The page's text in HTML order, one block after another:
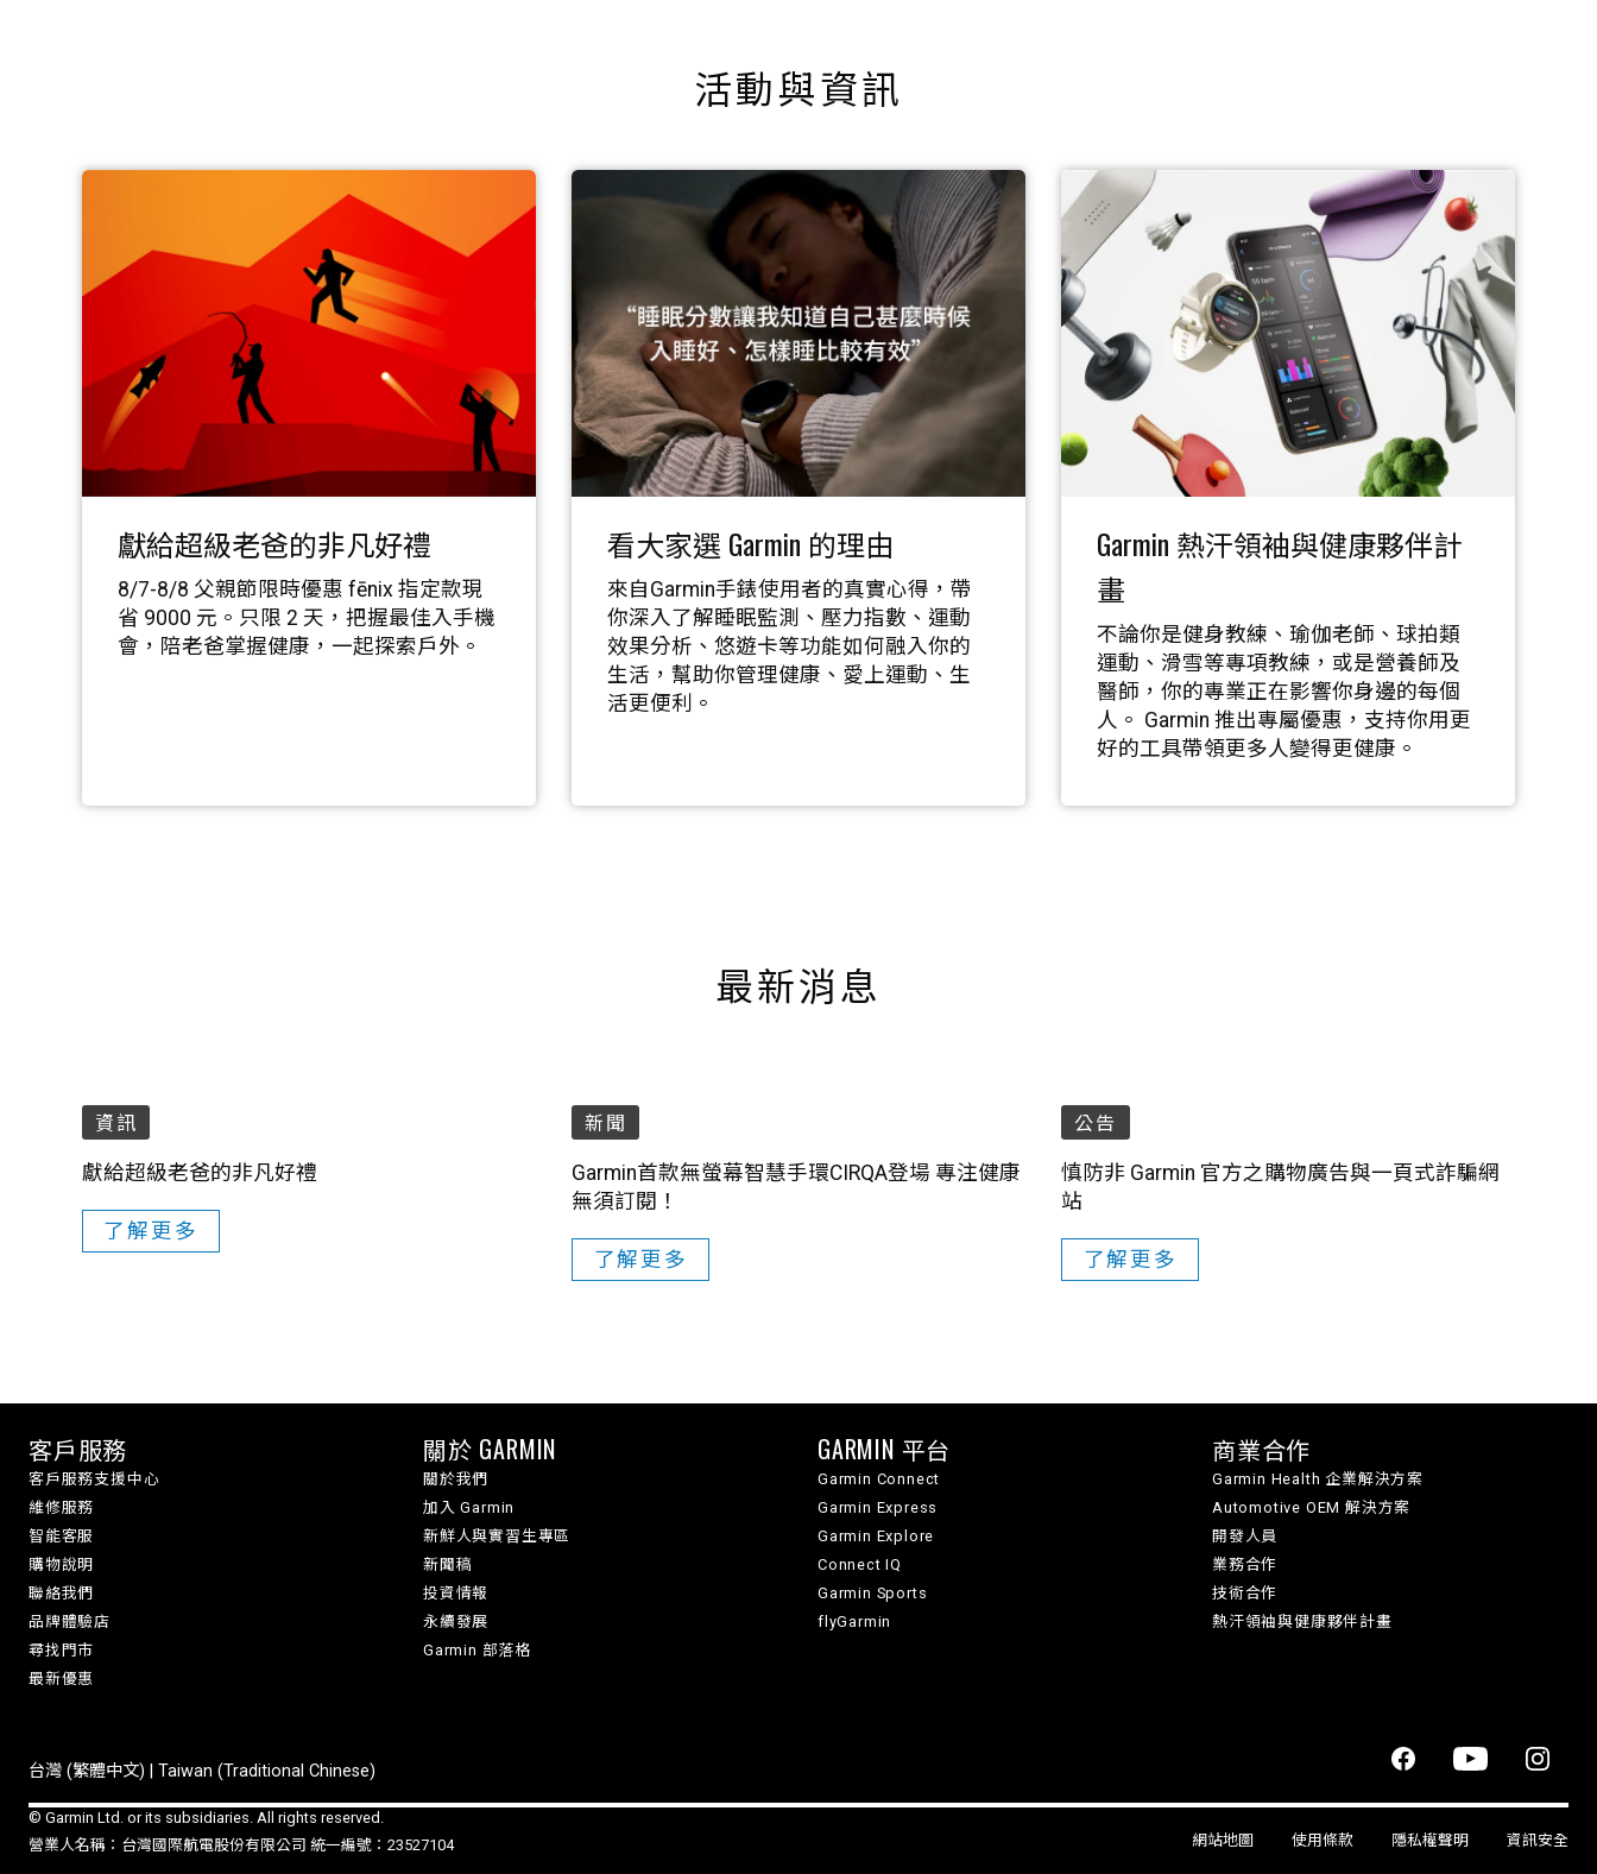
活動與資訊
獻給超級老爸的非凡好禮
8/7-8/8 父親節限時優惠 fēnix 指定款現
省 9000 元。只限 2 天，把握最佳入手機
會，陪老爸掌握健康，一起探索戶外。
看大家選 Garmin 的理由
來自Garmin手錶使用者的真實心得，帶
你深入了解睡眠監測、壓力指數、運動
效果分析、悠遊卡等功能如何融入你的
生活，幫助你管理健康、愛上運動、生
活更便利。
Garmin 熱汗領袖與健康夥伴計
畫
不論你是健身教練、瑜伽老師、球拍類
運動、滑雪等專項教練，或是營養師及
醫師，你的專業正在影響你身邊的每個
人。 Garmin 推出專屬優惠，支持你用更
好的工具帶領更多人變得更健康。
最新消息
資訊
獻給超級老爸的非凡好禮
了解更多
新聞
Garmin首款無螢幕智慧手環CIRQA登場 專注健康
無須訂閱！
了解更多
公告
慎防非 Garmin 官方之購物廣告與一頁式詐騙網
站
了解更多
客戶服務
客戶服務支援中心
維修服務
智能客服
購物說明
聯絡我們
品牌體驗店
尋找門市
最新優惠
關於 GARMIN
關於我們
加入 Garmin
新鮮人與實習生專區
新聞稿
投資情報
永續發展
Garmin 部落格
GARMIN 平台
Garmin Connect
Garmin Express
Garmin Explore
Connect IQ
Garmin Sports
flyGarmin
商業合作
Garmin Health 企業解決方案
Automotive OEM 解決方案
開發人員
業務合作
技術合作
熱汗領袖與健康夥伴計畫
台灣 (繁體中文) | Taiwan (Traditional Chinese)
© Garmin Ltd. or its subsidiaries. All rights reserved.
營業人名稱：台灣國際航電股份有限公司 統一編號：23527104
網站地圖 使用條款 隱私權聲明 資訊安全